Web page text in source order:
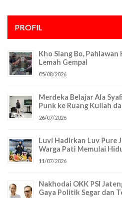
PROFIL
Kho Siang Bo,
Lemah Gempal
05/08/2026
Merdeka Belajar Ala
Punk ke Ruang Kuliah
26/07/2026
Luvi Hadirkan Luv Pure
Warga Pati Memulai
11/07/2026
Nakhodai OKK PSI
Gaya Politik Segar dan